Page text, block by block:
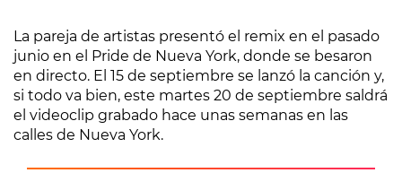
La pareja de artistas presentó el remix en el pasado
junio en el Pride de Nueva York, donde se besaron
en directo. El 15 de septiembre se lanzó la canción y,
si todo va bien, este martes 20 de septiembre saldrá
el videoclip grabado hace unas semanas en las
calles de Nueva York.